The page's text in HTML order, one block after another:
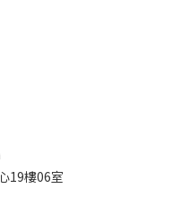
19樓06室